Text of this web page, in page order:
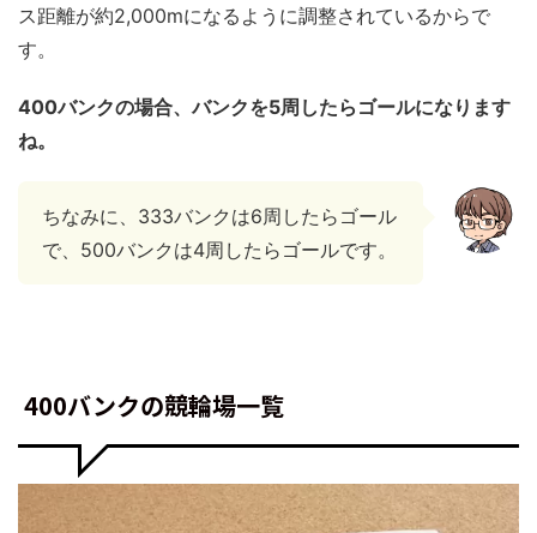
ス距離が約2,000mになるように調整されているからで
す。
400バンクの場合、バンクを5周したらゴールになります
ね。
ちなみに、333バンクは6周したらゴール
で、500バンクは4周したらゴールです。
400バンクの競輪場一覧